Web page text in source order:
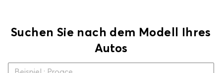
Suchen Sie nach dem Modell Ihres
Autos